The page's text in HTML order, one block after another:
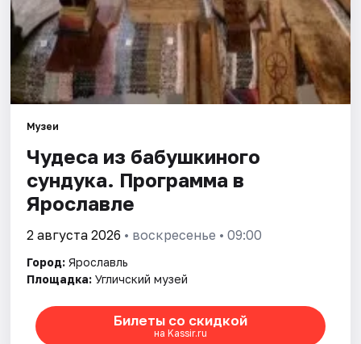
Музеи
Чудеса из бабушкиного
сундука. Программа в
Ярославле
2 августа 2026 • воскресенье • 09:00
Город: Ярославль
Площадка: Угличский музей
Билеты со скидкой
на Kassir.ru